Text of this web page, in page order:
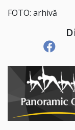
FOTO: arhivă